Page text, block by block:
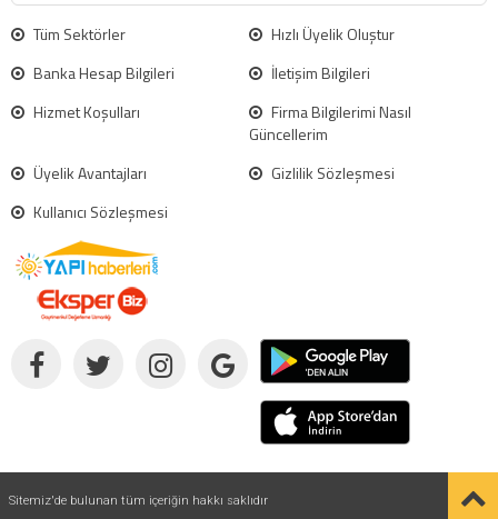
Tüm Sektörler
Hızlı Üyelik Oluştur
Banka Hesap Bilgileri
İletişim Bilgileri
Hizmet Koşulları
Firma Bilgilerimi Nasıl
Güncellerim
Üyelik Avantajları
Gizlilik Sözleşmesi
Kullanıcı Sözleşmesi
Sitemiz'de bulunan tüm içeriğin hakkı saklıdır